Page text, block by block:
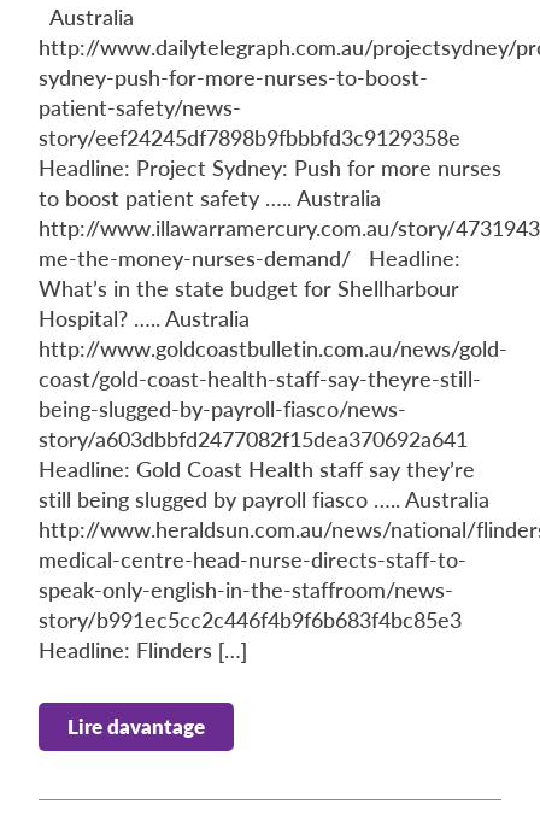
Australia
http://www.dailytelegraph.com.au/projectsydney/
sydney-push-for-more-nurses-to-boost-
patient-safety/news-
story/eef24245df7898b9fbbbfd3c9129358e
Headline: Project Sydney: Push for more nurses
to boost patient safety ….. Australia
http://www.illawarramercury.com.au/story/
me-the-money-nurses-demand/ Headline:
What’s in the state budget for Shellharbour
Hospital? ….. Australia
http://www.goldcoastbulletin.com.au/news/gold-
coast/gold-coast-health-staff-say-theyre-still-
being-slugged-by-payroll-fiasco/news-
story/a603dbbfd2477082f15dea370692a641
Headline: Gold Coast Health staff say they’re
still being slugged by payroll fiasco ….. Australia
http://www.heraldsun.com.au/news/national/
medical-centre-head-nurse-directs-staff-to-
speak-only-english-in-the-staffroom/news-
story/b991ec5cc2c446f4b9f6b683f4bc85e3
Headline: Flinders […]
Lire davantage